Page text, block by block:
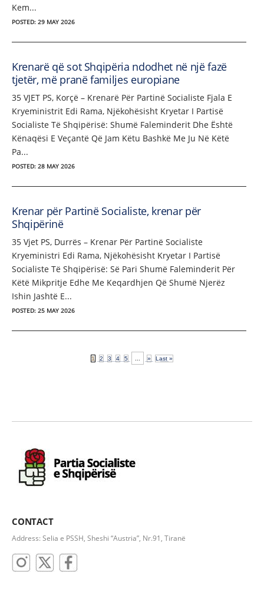
Kem...
POSTED: 29 MAY 2026
Krenarë që sot Shqipëria ndodhet në një fazë
tjetër, më pranë familjes europiane
35 VJET PS, Korçë – Krenarë Për Partinë Socialiste Fjala E
Kryeministrit Edi Rama, Njëkohësisht Kryetar I Partisë
Socialiste Të Shqipërisë: Shumë Faleminderit Dhe Është
Kënaqësi E Veçantë Që Jam Këtu Bashkë Me Ju Në Këtë
Pa...
POSTED: 28 MAY 2026
Krenar për Partinë Socialiste, krenar për
Shqipërinë
35 Vjet PS, Durrës – Krenar Për Partinë Socialiste
Kryeministri Edi Rama, Njëkohësisht Kryetar I Partisë
Socialiste Të Shqipërisë: Së Pari Shumë Faleminderit Për
Këtë Mikpritje Edhe Me Keqardhjen Që Shumë Njerëz
Ishin Jashtë E...
POSTED: 25 MAY 2026
1 2 3 4 5 ... » Last »
CONTACT
Address: Selia e PSSH, Sheshi “Austria”, Nr.91, Tiranë